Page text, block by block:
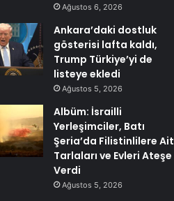
Ağustos 6, 2026
Ankara’daki dostluk
gösterisi lafta kaldı,
Trump Türkiye’yi de
listeye ekledi
Ağustos 5, 2026
Albüm: İsrailli
Yerleşimciler, Batı
Şeria’da Filistinlilere Ait
Tarlaları ve Evleri Ateşe
Verdi
Ağustos 5, 2026